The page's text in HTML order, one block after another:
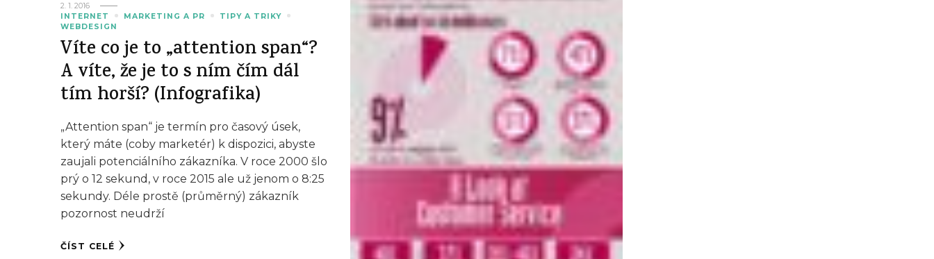
2. 1. 2016
INTERNET
MARKETING A PR
TIPY A TRIKY
WEBDESIGN
Víte co je to „attention span“?
A víte, že je to s ním čím dál
tím horší? (Infografika)
„Attention span“ je termín pro časový úsek,
který máte (coby marketér) k dispozici, abyste
zaujali potenciálního zákazníka. V roce 2000 šlo
prý o 12 sekund, v roce 2015 ale už jenom o 8:25
sekundy. Déle prostě (průměrný) zákazník
pozornost neudrží
ČÍST CELÉ